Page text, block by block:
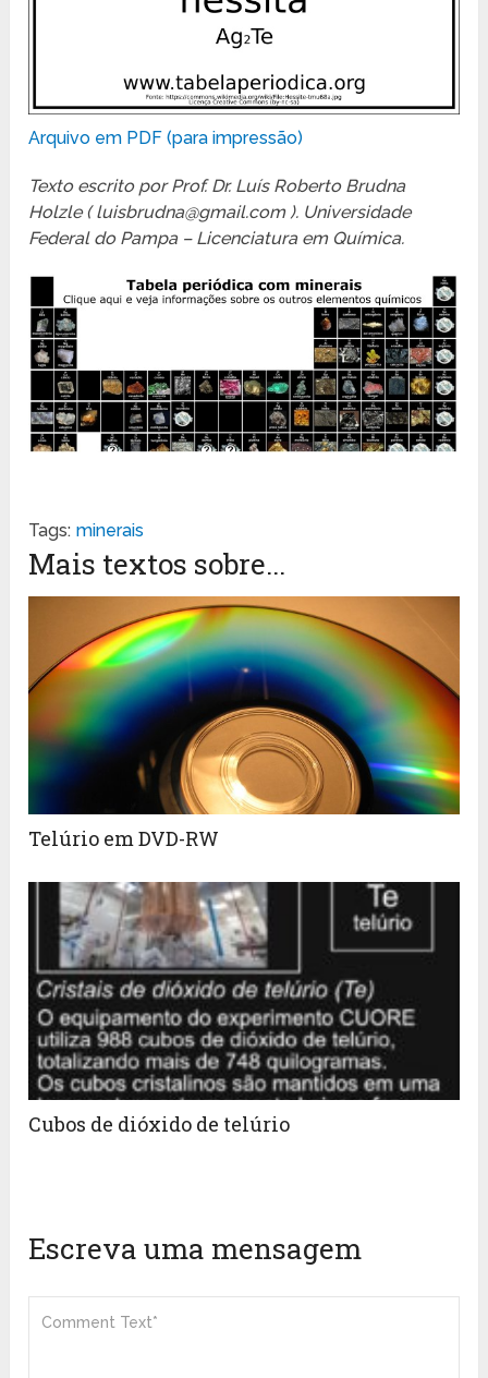
Arquivo em PDF (para impressão)
Texto escrito por Prof. Dr. Luís Roberto Brudna
Holzle ( luisbrudna@gmail.com ). Universidade
Federal do Pampa – Licenciatura em Química.
Tags: minerais
Mais textos sobre...
Telúrio em DVD-RW
Cubos de dióxido de telúrio
Escreva uma mensagem